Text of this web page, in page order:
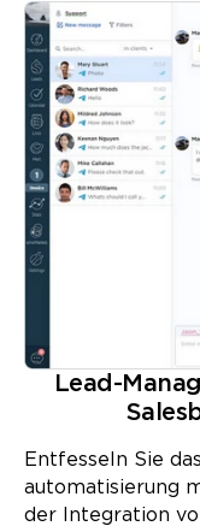
Lead-
Entfesseln Sie
automatisierung
der Integration